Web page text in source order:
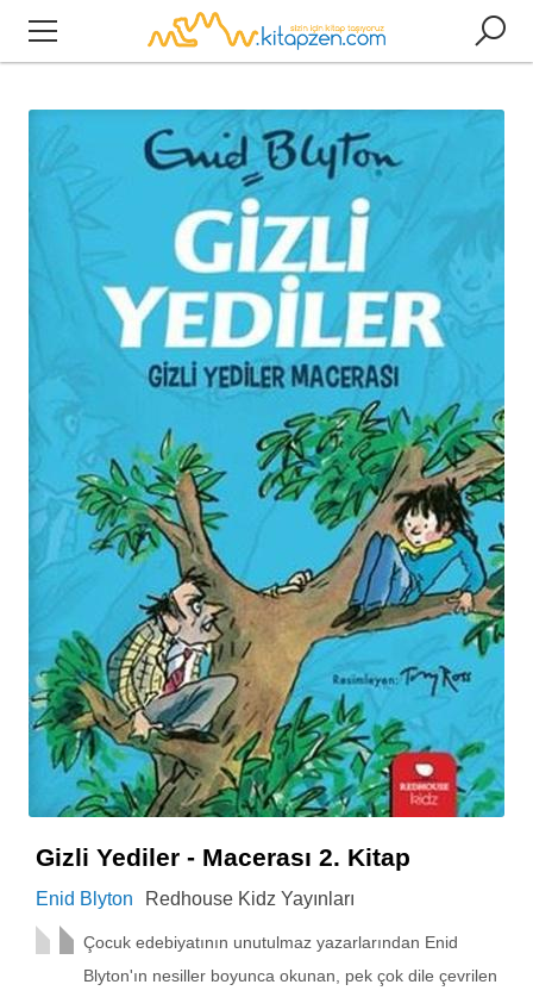
Gizli Yediler - Macerası 2. Kitap
Enid Blyton Redhouse Kidz Yayınları
Çocuk edebiyatının unutulmaz yazarlarından Enid
Blyton'ın nesiller boyunca okunan, pek çok dile çevrilen